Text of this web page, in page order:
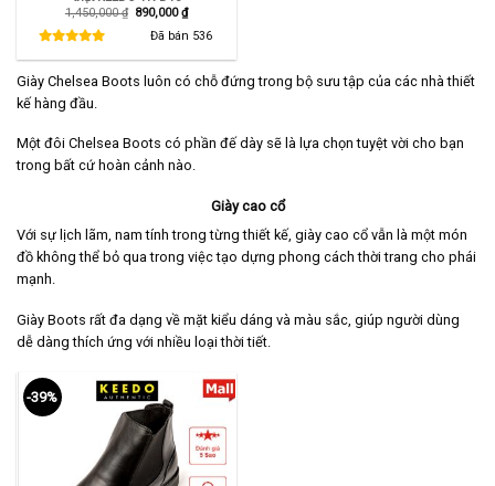
1,450,000₫ Giá
890,000₫Giá
hiện
tại
Đã bán 536
Giày Chelsea Boots luôn có chỗ đứng trong bộ sưu tập của các nhà thiết
kế hàng đầu.
Một đôi Chelsea Boots có phần đế dày sẽ là lựa chọn tuyệt vời cho bạn
trong bất cứ hoàn cảnh nào.
Giày cao cổ
Với sự lịch lãm, nam tính trong từng thiết kế, giày cao cổ vẫn là một món
đồ không thể bỏ qua trong việc tạo dựng phong cách thời trang cho phái
mạnh.
Giày Boots rất đa dạng về mặt kiểu dáng và màu sắc, giúp người dùng
dễ dàng thích ứng với nhiều loại thời tiết.
-39%